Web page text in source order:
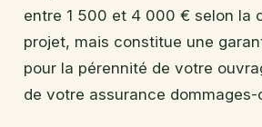
entre 1 500 et 4 000 € selon la
projet, mais constitue une
pour la pérennité de votre
de votre assurance dommages-